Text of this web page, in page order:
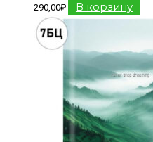
290,00₽ В корзину